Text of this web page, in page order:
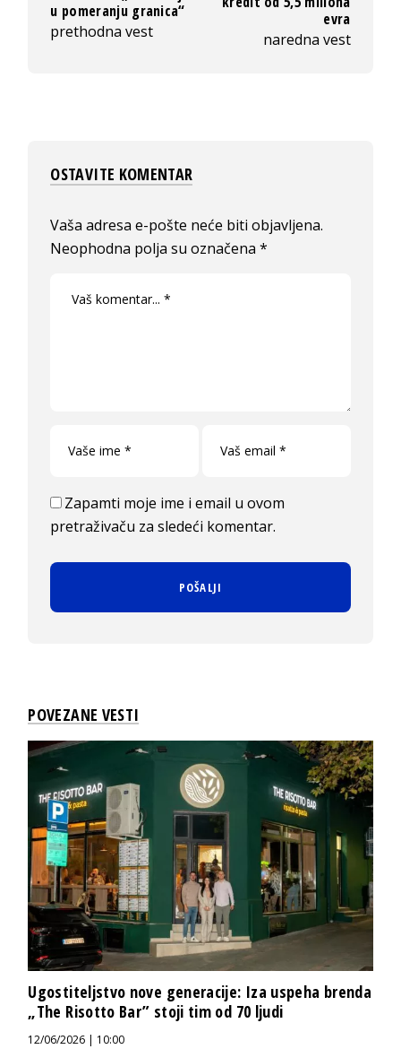
u pomeranju granica“
prethodna vest
evra
naredna vest
OSTAVITE KOMENTAR
Vaša adresa e-pošte neće biti objavljena.
Neophodna polja su označena*
Zapamti moje ime i email u ovom
pretraživaču za sledeći komentar.
POVEZANE VESTI
Ugostiteljstvo nove generacije: Iza uspeha brenda
„The Risotto Bar” stoji tim od 70 ljudi
12/06/2026 | 10:00